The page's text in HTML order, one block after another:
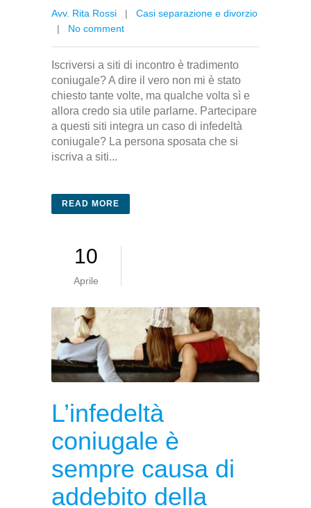
Avv. Rita Rossi | Casi separazione e divorzio
| No comment
Iscriversi a siti di incontro è tradimento
coniugale? A dire il vero non mi è stato
chiesto tante volte, ma qualche volta sì e
allora credo sia utile parlarne. Partecipare
a questi siti integra un caso di infedeltà
coniugale? La persona sposata che si
iscriva a siti...
READ MORE
10
Aprile
L’infedeltà
coniugale è
sempre causa di
addebito della